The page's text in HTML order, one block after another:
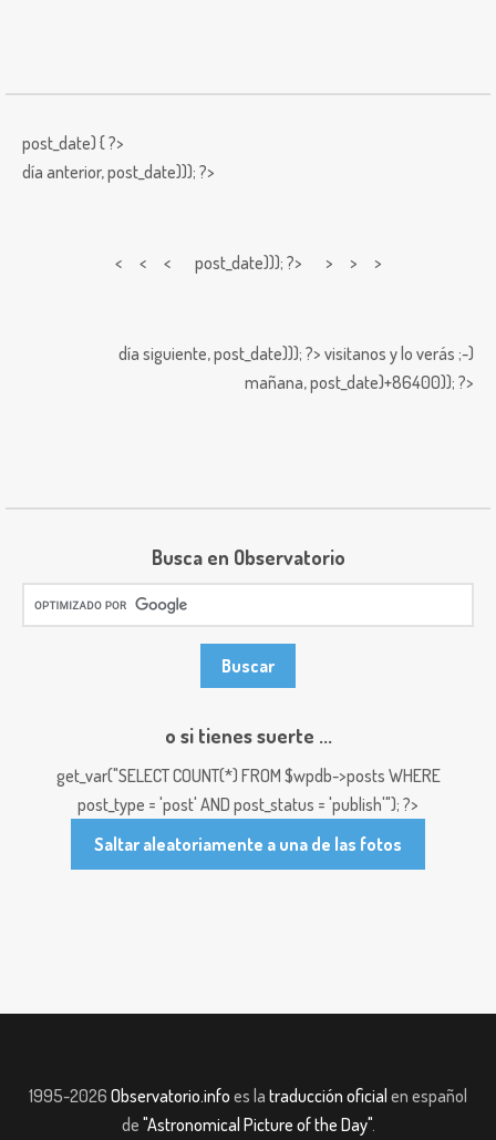
post_date) { ?>
día anterior,post_date))); ?>
< < < post_date))); ?> > > >
día siguiente,post_date))); ?> visitanos y lo verás ;-)
mañana,post_date)+86400)); ?>
Busca en Observatorio
o si tienes suerte ...
get_var("SELECT COUNT(*) FROM $wpdb->posts WHERE
post_type = 'post' AND post_status = 'publish'"); ?>
Saltar aleatoriamente a una de las fotos
1995-2026 Observatorio.info es la traducción oficial en español
de "Astronomical Picture of the Day".